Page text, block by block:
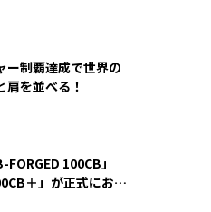
ー制覇達成で世界の
肩を並べる！
100CB」
＋」が正式にお披